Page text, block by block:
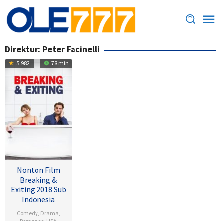
Loncat
ke
konten
Direktur: Peter Facinelli
5.982 78 min
Nonton Film
Breaking &
Exiting 2018 Sub
Indonesia
Comedy, Drama